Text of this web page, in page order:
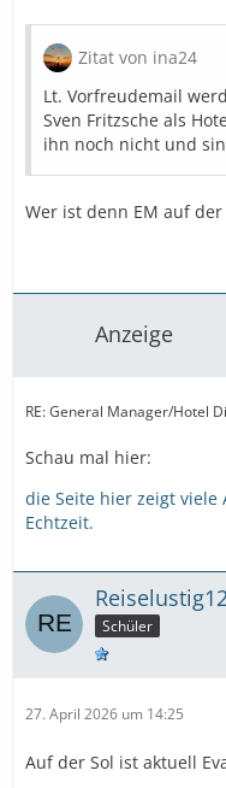
Zitat von ina24
Lt. Vorfreudemail
Sven Fritzsche als
ihn noch nicht und
Wer ist denn EM auf der
Anzeige
RE: General Manager/Hotel
Schau mal hier:
die Seite hier zeigt viele
Echtzeit.
Schüler
27. April 2026 um 14:25
Auf der Sol ist aktuell